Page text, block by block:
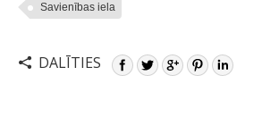
Savienības iela
DALĪTIES